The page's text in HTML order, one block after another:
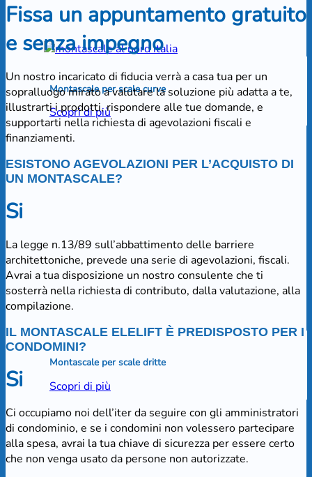
Montascale per scale curve
Scopri di più
Montascale per scale dritte
Scopri di più
Fissa un appuntamento gratuito
e senza impegno
Un nostro incaricato di fiducia verrà a casa tua per un
sopralluogo mirato a valutare la soluzione più adatta a te,
illustrarti i prodotti, rispondere alle tue domande, e
supportarti nella richiesta di agevolazioni fiscali e
finanziamenti.
ESISTONO AGEVOLAZIONI PER L’ACQUISTO DI
UN MONTASCALE?
Si
La legge n.13/89 sull’abbattimento delle barriere
architettoniche, prevede una serie di agevolazioni, fiscali.
Avrai a tua disposizione un nostro consulente che ti
sosterrà nella richiesta di contributo, dalla valutazione, alla
compilazione.
IL MONTASCALE ELELIFT È PREDISPOSTO PER I
CONDOMINI?
Si
Ci occupiamo noi dell’iter da seguire con gli amministratori
di condominio, e se i condomini non volessero partecipare
alla spesa, avrai la tua chiave di sicurezza per essere certo
che non venga usato da persone non autorizzate.